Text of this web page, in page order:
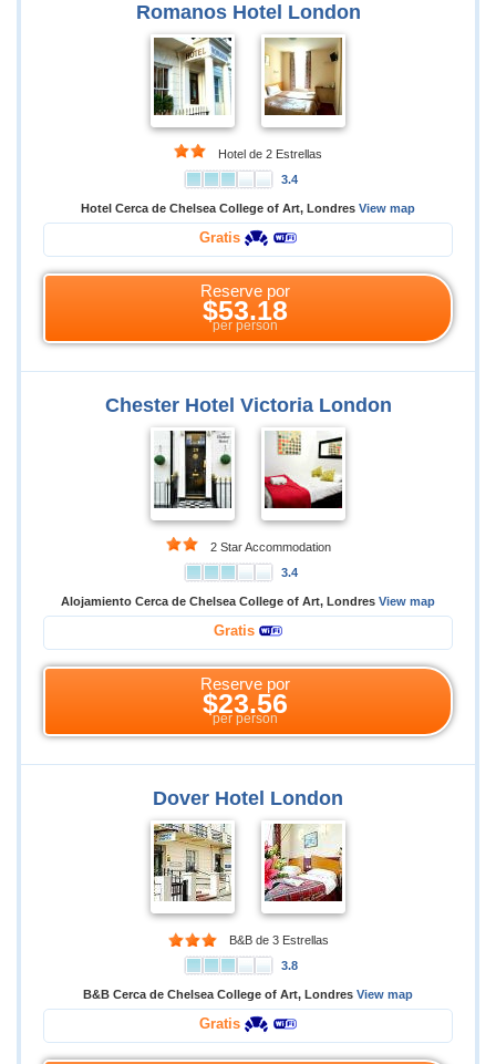
Romanos Hotel London
Hotel de 2 Estrellas
3.4
Hotel Cerca de Chelsea College of Art, Londres View map
Gratis
Reserve por
$53.18
per person
Chester Hotel Victoria London
2 Star Accommodation
3.4
Alojamiento Cerca de Chelsea College of Art, Londres View map
Gratis
Reserve por
$23.56
per person
Dover Hotel London
B&B de 3 Estrellas
3.8
B&B Cerca de Chelsea College of Art, Londres View map
Gratis